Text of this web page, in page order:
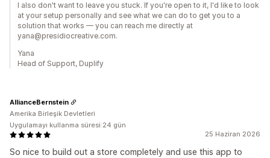
I also don't want to leave you stuck. If you're open to it, I'd like to look
at your setup personally and see what we can do to get you to a
solution that works — you can reach me directly at
yana@presidiocreative.com.
Yana
Head of Support, Duplify
25 Haziran 2026
So nice to build out a store completely and use this app to
AllianceBernstein
Amerika Birleşik Devletleri
Uygulamayı kullanma süresi:24 gün